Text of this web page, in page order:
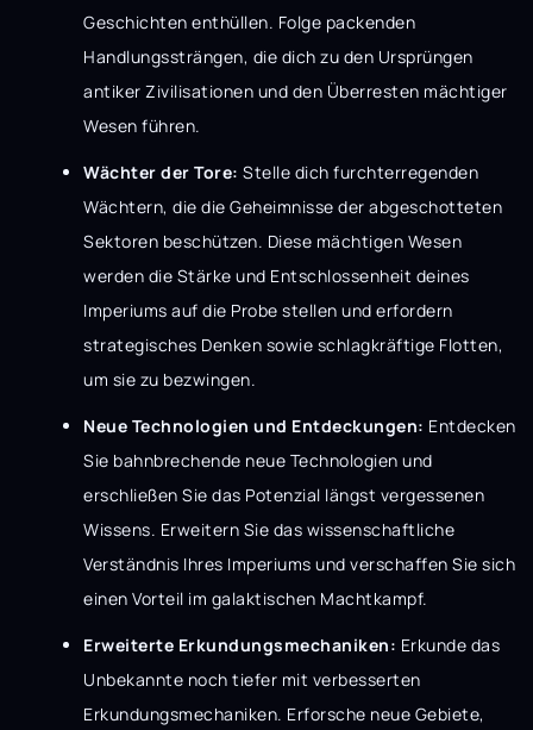
Geschichten enthüllen. Folge packenden
Handlungssträngen, die dich zu den Ursprüngen
antiker Zivilisationen und den Überresten mächtiger
Wesen führen.
Wächter der Tore: Stelle dich furchterregenden
Wächtern, die die Geheimnisse der abgeschotteten
Sektoren beschützen. Diese mächtigen Wesen
werden die Stärke und Entschlossenheit deines
Imperiums auf die Probe stellen und erfordern
strategisches Denken sowie schlagkräftige Flotten,
um sie zu bezwingen.
Neue Technologien und Entdeckungen: Entdecken
Sie bahnbrechende neue Technologien und
erschließen Sie das Potenzial längst vergessenen
Wissens. Erweitern Sie das wissenschaftliche
Verständnis Ihres Imperiums und verschaffen Sie sich
einen Vorteil im galaktischen Machtkampf.
Erweiterte Erkundungsmechaniken: Erkunde das
Unbekannte noch tiefer mit verbesserten
Erkundungsmechaniken. Erforsche neue Gebiete,